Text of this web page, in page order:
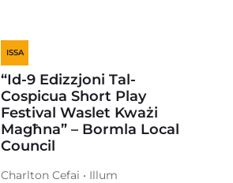
ISSA
“Id-9 Edizzjoni Tal-
Cospicua Short Play
Festival Waslet Kważi
Magħna” – Bormla Local
Council
Charlton Cefai • Illum